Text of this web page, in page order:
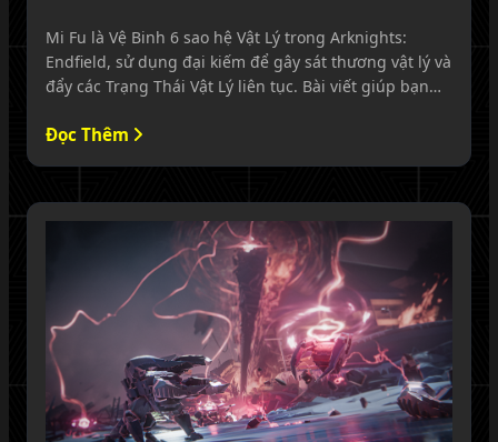
Mi Fu là Vệ Binh 6 sao hệ Vật Lý trong Arknights:
Endfield, sử dụng đại kiếm để gây sát thương vật lý và
đẩy các Trạng Thái Vật Lý liên tục. Bài viết giúp bạn
hiệu quả từ vũ khí, kỹ năng, combo và cả đội hình.
Đọc Thêm